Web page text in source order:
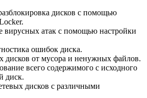
дисков с помощью
вирусных атак с помощью настройки
ошибок диска.
дисков от мусора и ненужных файлов.
всего содержимого с исходного
диск.
дисков с различными